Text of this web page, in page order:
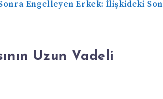
Engelleyen Erkek: İlişkideki Son
Uzun Vadeli